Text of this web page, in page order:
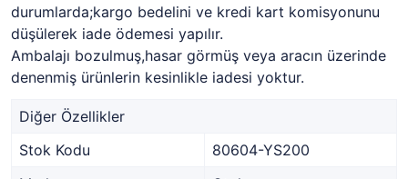
durumlarda;kargo bedelini ve kredi kart komisyonunu
düşülerek iade ödemesi yapılır.
Ambalajı bozulmuş,hasar görmüş veya aracın üzerinde
denenmiş ürünlerin kesinlikle iadesi yoktur.
Diğer Özellikler
Stok Kodu
80604-YS200